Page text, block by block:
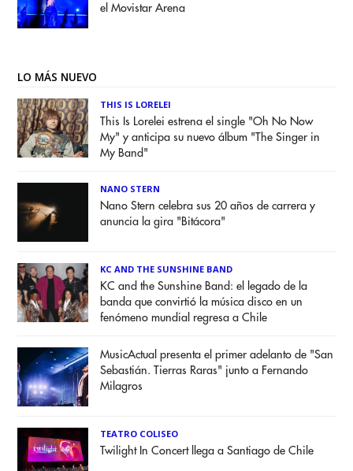
el Movistar Arena
LO MÁS NUEVO
THIS IS LORELEI
This Is Lorelei estrena el single "Oh No Now
My" y anticipa su nuevo álbum "The Singer in
My Band"
NANO STERN
Nano Stern celebra sus 20 años de carrera y
anuncia la gira "Bitácora"
KC AND THE SUNSHINE BAND
KC and the Sunshine Band: el legado de la
banda que convirtió la música disco en un
fenómeno mundial regresa a Chile
MusicActual presenta el primer adelanto de "San
Sebastián. Tierras Raras" junto a Fernando
Milagros
TEATRO COLISEO
Twilight In Concert llega a Santiago de Chile